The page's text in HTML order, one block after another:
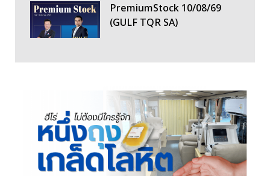
PremiumStock 10/08/69
(GULF TQR SA)